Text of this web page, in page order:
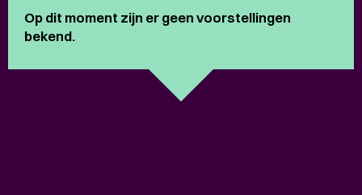
Op dit moment zijn er geen voorstellingen
bekend.